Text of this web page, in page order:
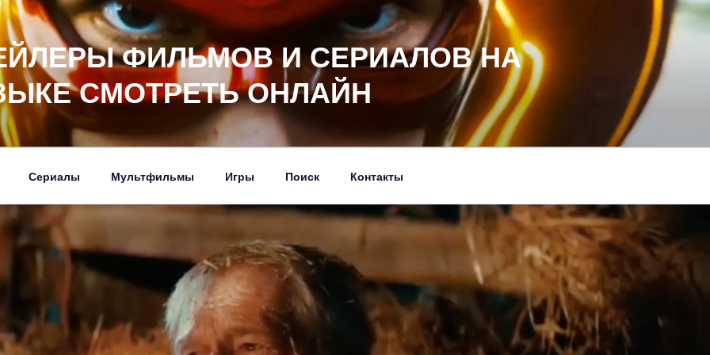
ФИЛЬМОВ И СЕРИАЛОВ НА
СМОТРЕТЬ ОНЛАЙН
Сериалы Мультфильмы Игры Поиск Контакты